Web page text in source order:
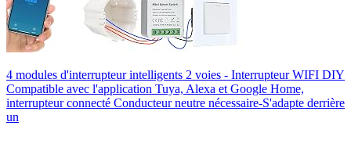
4 modules d'interrupteur intelligents 2 voies - Interrupteur WIFI DIY
Compatible avec l'application Tuya, Alexa et Google Home,
interrupteur connecté Conducteur neutre nécessaire-S'adapte derrière
un